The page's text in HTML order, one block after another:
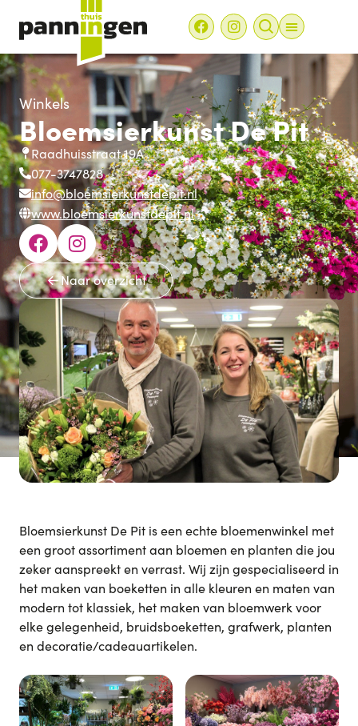
Winkels
Bloemsierkunst De Pit
Raadhuisstraat 19A
077-3747828
info@bloemsierkunstdepit.nl
www.bloemsierkunstdepit.nl
Naar overzicht
Bloemsierkunst De Pit is een echte bloemenwinkel met
een groot assortiment aan bloemen en planten die jou
zeker aanspreekt en verrast. Wij zijn gespecialiseerd in
het maken van boeketten in alle kleuren en maten van
modern tot klassiek, het maken van bloemwerk voor
elke gelegenheid, bruidsboeketten, grafwerk, planten
en decoratie/cadeauartikelen.